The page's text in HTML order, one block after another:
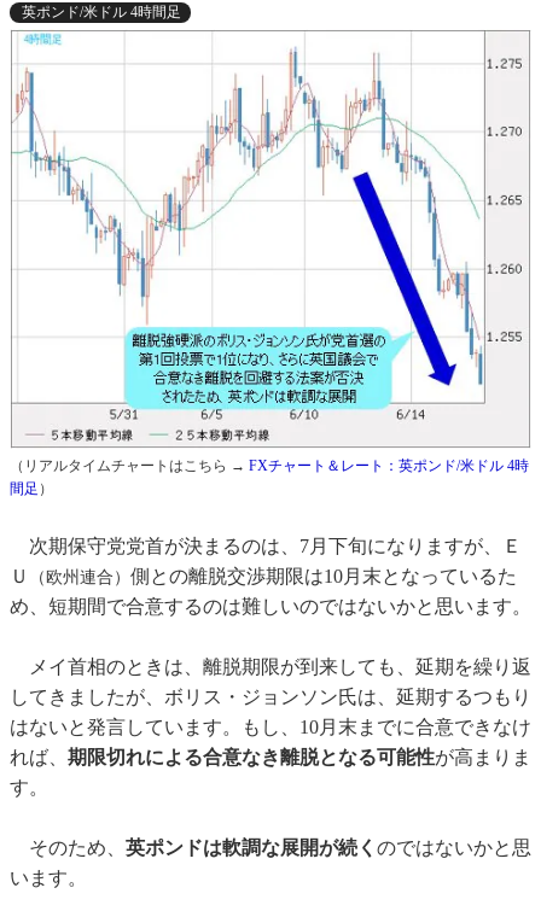
英ポンド/米ドル 4時間足
（リアルタイムチャートはこちら → FXチャート＆レート：英ポンド/米ドル 4時
間足 ）
次期保守党党首が決まるのは、7月下旬になりますが、Ｅ
Ｕ
（欧州連合） 側との離脱交渉期限は10月末となっているた
め、短期間で合意するのは難しいのではないかと思います。
メイ首相のときは、離脱期限が到来しても、延期を繰り返
してきましたが、ボリス・ジョンソン氏は、延期するつもり
はないと発言しています。もし、10月末までに合意できなけ
れば、 期限切れによる合意なき離脱となる可能性が高まりま
す。
そのため、 英ポンドは軟調な展開が続く のではないかと思
います。